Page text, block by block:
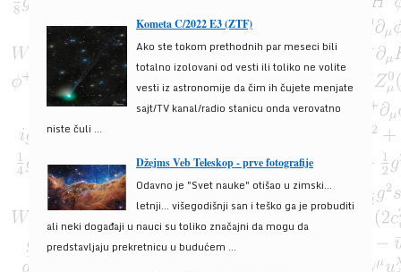
Kometa C/2022 E3 (ZTF)
Ako ste tokom prethodnih par meseci bili
totalno izolovani od vesti ili toliko ne volite
vesti iz astronomije da čim ih čujete menjate
sajt/TV kanal/radio stanicu onda verovatno
niste čuli ...
Džejms Veb Teleskop - prve fotografije
Odavno je "Svet nauke" otišao u zimski...
letnji... višegodišnji san i teško ga je probuditi
ali neki događaji u nauci su toliko značajni da mogu da
predstavljaju prekretnicu u budućem ...